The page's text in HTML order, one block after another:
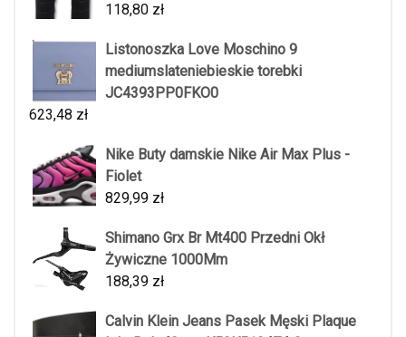
118,80 zł
Listonoszka Love Moschino 9
mediumslateniebieskie torebki
JC4393PP0FKO0
623,48 zł
Nike Buty damskie Nike Air Max Plus -
Fiolet
829,99 zł
Shimano Grx Br Mt400 Przedni Okł
Żywiczne 1000Mm
188,39 zł
Calvin Klein Jeans Pasek Męski Plaque